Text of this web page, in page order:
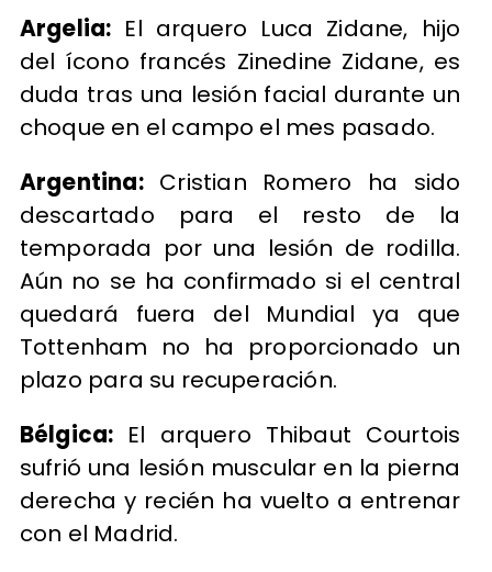
Argelia: El arquero Luca Zidane, hijo
del ícono francés Zinedine Zidane, es
duda tras una lesión facial durante un
choque en el campo el mes pasado.
Argentina:Cristian Romero ha sido
descartado para el resto de la
temporada por una lesión de rodilla.
Aún no se ha confirmado si el central
quedará fuera del Mundial ya que
Tottenham no ha proporcionado un
plazo para su recuperación.
Bélgica: El arquero Thibaut Courtois
sufrió una lesión muscular en la pierna
derecha y recién ha vuelto a entrenar
con el Madrid.